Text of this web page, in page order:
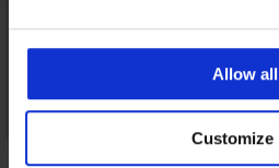
Allow all
Customize